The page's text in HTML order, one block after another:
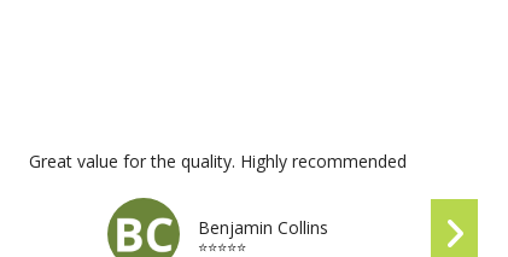
Great value for the quality. Highly recommended
Benjamin Collins
⭐⭐⭐⭐⭐